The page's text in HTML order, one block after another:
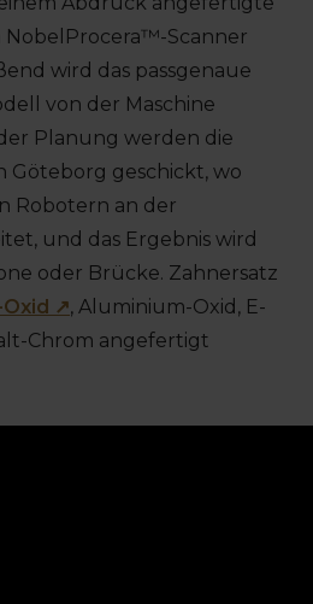
NobelProcera™-Scanner
wird das passgenaue
von der Maschine
Planung werden die
Göteborg geschickt, wo
Robotern an der
und das Ergebnis wird
oder Brücke. Zahnersatz
↗, Aluminium-Oxid, E-
Chrom angefertigt